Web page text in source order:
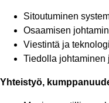
Sitoutuminen
Osaamisen
Viestintä ja
Tiedolla johtaminen
Yhteistyö,